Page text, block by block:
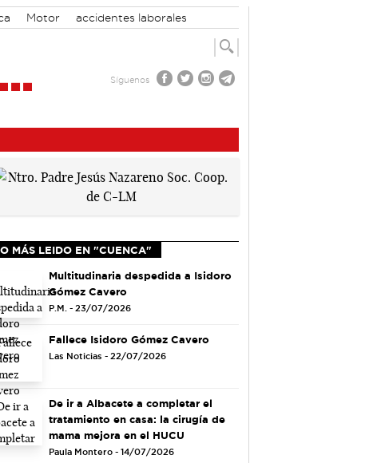
Motor
accidentes laborales
Síguenos
MÁS LEIDO EN "CUENCA"
Multitudinaria despedida a Isidoro
Gómez Cavero
P.M. - 23/07/2026
Fallece Isidoro Gómez Cavero
Las Noticias - 22/07/2026
De ir a Albacete a completar el
tratamiento en casa: la cirugía de
mama mejora en el HUCU
Paula Montero - 14/07/2026